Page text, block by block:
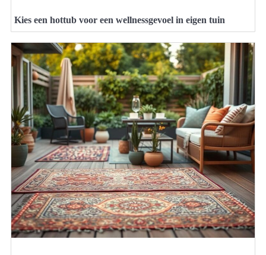
Kies een hottub voor een wellnessgevoel in eigen tuin